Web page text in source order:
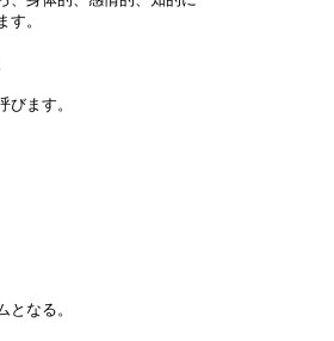
。
ます。
なる。